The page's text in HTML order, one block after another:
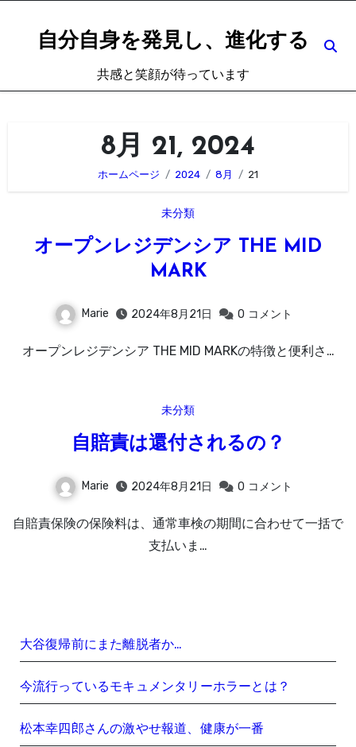
自分自身を発見し、進化する
共感と笑顔が待っています
8月 21, 2024
ホームページ 2024 8月 21
未分類
オープンレジデンシア THE MID
MARK
Marie 2024年8月21日 0 コメント
オープンレジデンシア THE MID MARKの特徴と便利さ…
未分類
自賠責は還付されるの？
Marie 2024年8月21日 0 コメント
自賠責保険の保険料は、通常車検の期間に合わせて一括で
支払いま…
大谷復帰前にまた離脱者か…
今流行っているモキュメンタリーホラーとは？
松本幸四郎さんの激やせ報道、健康が一番